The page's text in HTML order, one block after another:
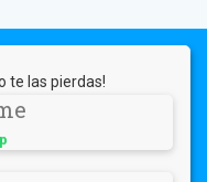
te las pierdas!